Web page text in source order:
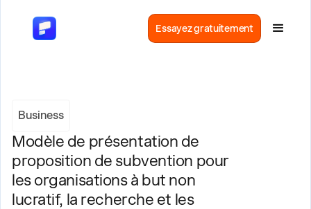
Essayez gratuitement
Business
Modèle de présentation de
proposition de subvention pour
les organisations à but non
lucratif, la recherche et les